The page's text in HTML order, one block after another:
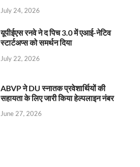
July 24, 2026
यूपीईएस रनवे ने द पिच 3.0 में एआई-नेटिव
स्टार्टअप्स को समर्थन दिया
July 22, 2026
ABVP ने DU स्नातक प्रवेशार्थियों की
सहायता के लिए जारी किया हेल्पलाइन नंबर
June 27, 2026